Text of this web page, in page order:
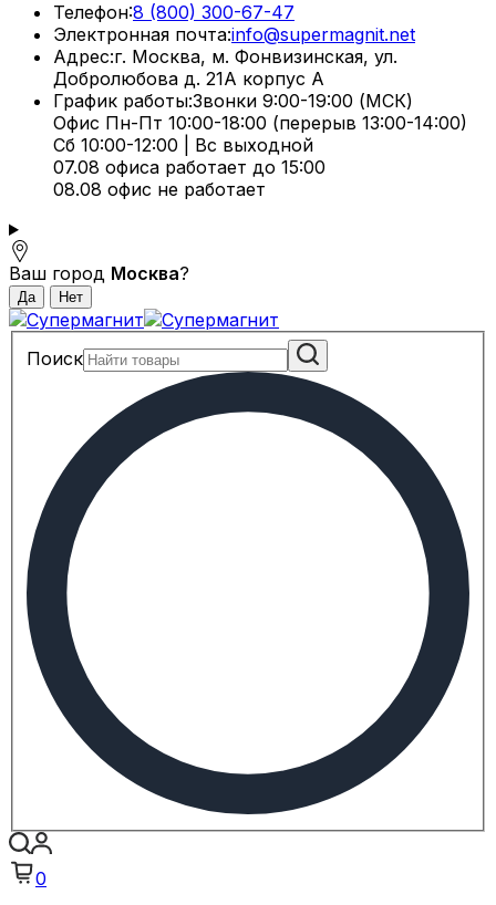
Телефон:8 (800) 300-67-47
Электронная почта:info@supermagnit.net
Адрес:г. Москва, м. Фонвизинская, ул.
Добролюбова д. 21А корпус А
График работы:Звонки 9:00-19:00 (МСК)
Офис Пн-Пт 10:00-18:00 (перерыв 13:00-14:00)
Сб 10:00-12:00 | Вс выходной
07.08 офиса работает до 15:00
08.08 офис не работает
Ваш город Москва?
Поиск
0